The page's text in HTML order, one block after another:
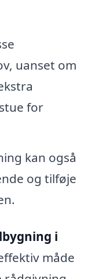
uanset om
for
kan også
og tilføje
i
måde